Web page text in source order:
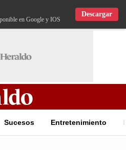
en Google y IOS
Descargar
Sucesos Entretenimiento